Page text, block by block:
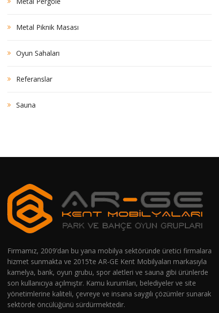
Metal Piknik Masası
Oyun Sahaları
Referanslar
Sauna
Firmamız, 2009’dan bu yana mobilya sektöründe üretici firmalara
hizmet sunmakta ve 2015’te AR-GE Kent Mobilyaları markasıyla
kamelya, bank, oyun grubu, spor aletleri ve sauna gibi ürünlerde
son kullanıcıya açılmıştır. Kamu kurumları, belediyeler ve site
yönetimlerine kaliteli, çevreye ve insana saygılı çözümler sunarak
sektörde öncülüğünü sürdürmektedir.